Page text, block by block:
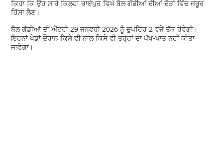
ਕਿਹਾ ਕਿ ਉਹ ਸਾਰੇ ਕਿਲ੍ਹਾ ਰਾਏਪੁਰ ਵਿਖੇ ਬੈਲ ਗੱਡੀਆਂ ਦੀਆਂ ਦੌੜਾਂ ਵਿੱਚ ਜਰੂਰ
ਹਿੱਸਾ ਲੈਣ।
ਬੈਲ ਗੱਡੀਆਂ ਦੀ ਐਂਟਰੀ 29 ਜਨਵਰੀ 2026 ਨੂੰ ਦੁਪਹਿਰ 2 ਵਜੇ ਤੱਕ ਹੋਵੇਗੀ।
ਇਹਨਾਂ ਖੇਡਾਂ ਦੌਰਾਨ ਕਿਸੇ ਵੀ ਨਾਲ ਕਿਸੇ ਵੀ ਤਰ੍ਹਾਂ ਦਾ ਪੱਖ-ਪਾਤ ਨਹੀਂ ਕੀਤਾ
ਜਾਵੇਗਾ।